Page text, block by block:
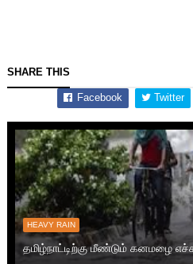
SHARE THIS
Facebook Twitter
HEAVY RAIN
தமிழ்நாட்டிற்கு மீண்டும் கனமழை